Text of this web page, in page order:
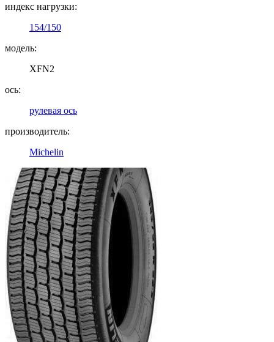
индекс нагрузки:
154/150
модель:
XFN2
ось:
рулевая ось
производитель:
Michelin